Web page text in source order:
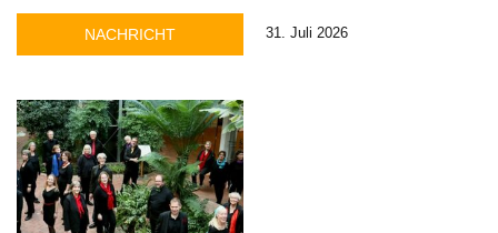
NACHRICHT 31. Juli 2026